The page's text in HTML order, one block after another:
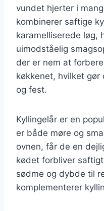
vundet hjerter i
kombinerer saftige
karamelliserede løg,
uimodståelig
der er nem at
køkkenet, hvilket
og fest.
Kyllingelår er en
er både møre og
ovnen, får de en
kødet forbliver
sødme og dybde til
komplementerer